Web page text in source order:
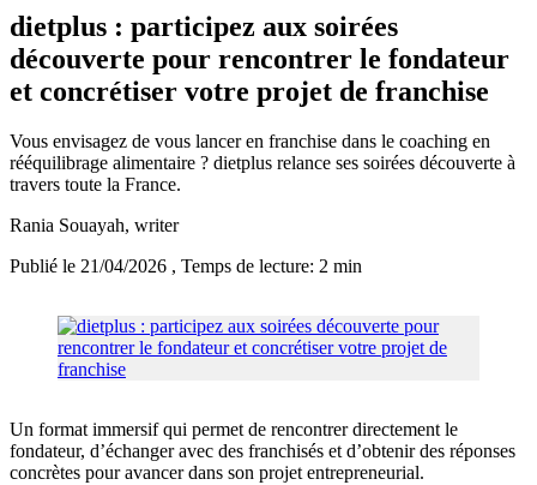
dietplus : participez aux soirées
découverte pour rencontrer le fondateur
et concrétiser votre projet de franchise
Vous envisagez de vous lancer en franchise dans le coaching en
rééquilibrage alimentaire ? dietplus relance ses soirées découverte à
travers toute la France.
Rania Souayah, writer
Publié le 21/04/2026 , Temps de lecture: 2 min
Un format immersif qui permet de rencontrer directement le
fondateur, d’échanger avec des franchisés et d’obtenir des réponses
concrètes pour avancer dans son projet entrepreneurial.